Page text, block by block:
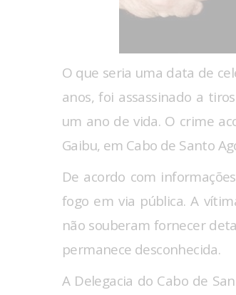
O que seria uma data de
anos, foi assassinado a
um ano de vida. O crime
Gaibu, em Cabo de Santo
De acordo com
fogo em via pública. A
não souberam fornecer
permanece desconhecida.
A Delegacia do Cabo de